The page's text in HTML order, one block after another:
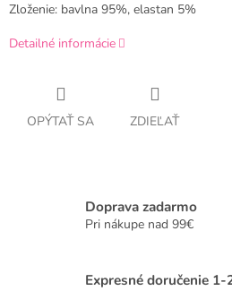
Zloženie: bavlna 95%, elastan 5%
Detailné informácie
OPÝTAŤ SA ZDIEĽAŤ
Doprava zadarmo
Pri nákupe nad 99€
Expresné doručenie 1-